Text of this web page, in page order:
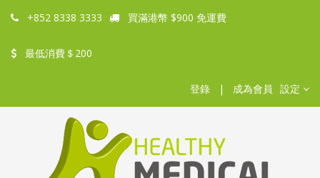
+852 8338 3333 買滿港幣 $900 免運費
最低消費＄200
登錄 | 成為會員 設定